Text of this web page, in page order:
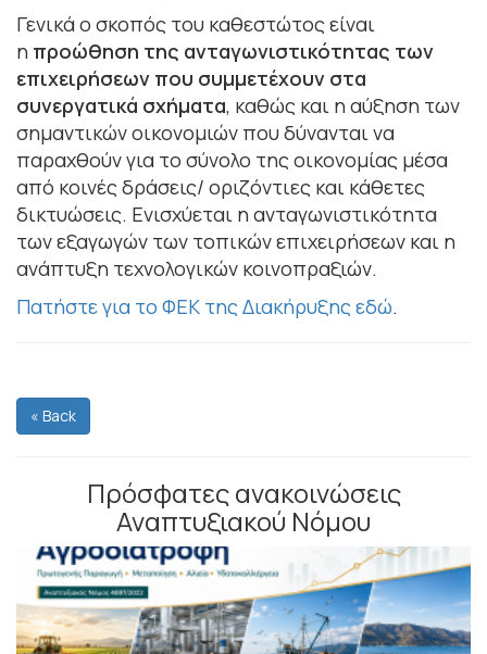
Γενικά ο σκοπός του καθεστώτος είναι
η προώθηση της ανταγωνιστικότητας των
επιχειρήσεων που συμμετέχουν στα
συνεργατικά σχήματα, καθώς και η αύξηση των
σημαντικών οικονομιών που δύνανται να
παραχθούν για το σύνολο της οικονομίας μέσα
από κοινές δράσεις/ οριζόντιες και κάθετες
δικτυώσεις. Ενισχύεται η ανταγωνιστικότητα
των εξαγωγών των τοπικών επιχειρήσεων και η
ανάπτυξη τεχνολογικών κοινοπραξιών.
Πατήστε για το ΦΕΚ της Διακήρυξης εδώ.
« Back
Πρόσφατες ανακοινώσεις
Αναπτυξιακού Νόμου